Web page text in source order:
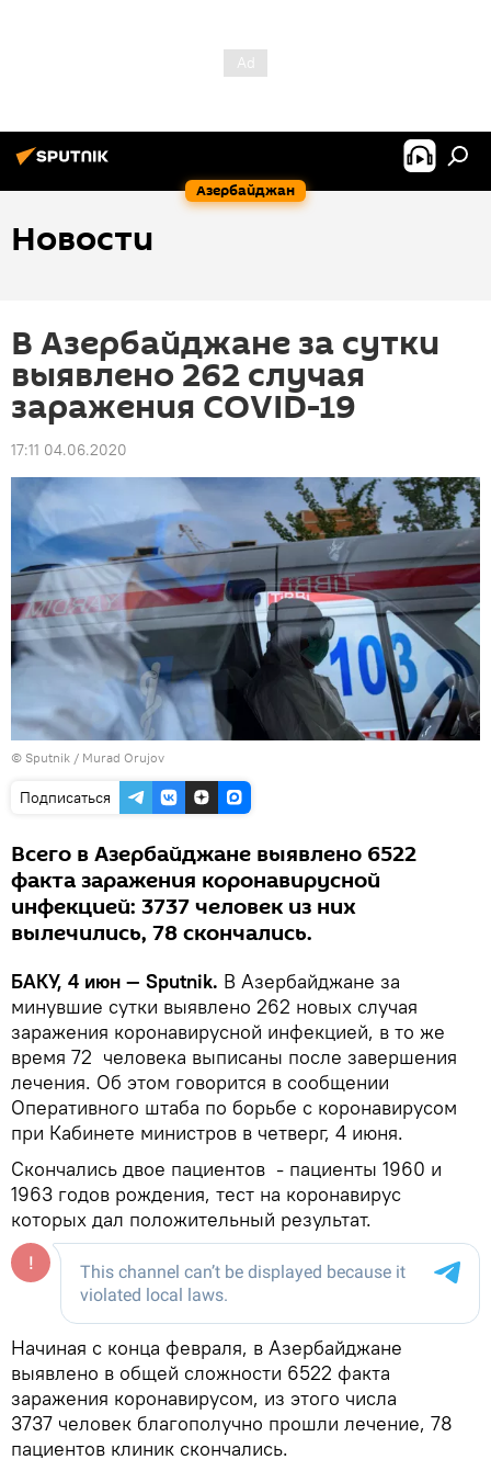
Азербайджан
Новости
В Азербайджане за сутки
выявлено 262 случая
заражения COVID-19
17:11 04.06.2020
© Sputnik / Murad Orujov
Подписаться
Всего в Азербайджане выявлено 6522
факта заражения коронавирусной
инфекцией: 3737 человек из них
вылечились, 78 скончались.
БАКУ, 4 июн — Sputnik. В Азербайджане за
минувшие сутки выявлено 262 новых случая
заражения коронавирусной инфекцией, в то же
время 72 человека выписаны после завершения
лечения. Об этом говорится в сообщении
Оперативного штаба по борьбе с коронавирусом
при Кабинете министров в четверг, 4 июня.
Скончались двое пациентов - пациенты 1960 и
1963 годов рождения, тест на коронавирус
которых дал положительный результат.
Начиная с конца февраля, в Азербайджане
выявлено в общей сложности 6522 факта
заражения коронавирусом, из этого числа
3737 человек благополучно прошли лечение, 78
пациентов клиник скончались.